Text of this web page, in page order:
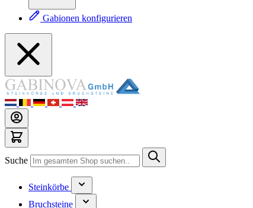
Gabionen konfigurieren
Suche
Steinkörbe
Bruchsteine